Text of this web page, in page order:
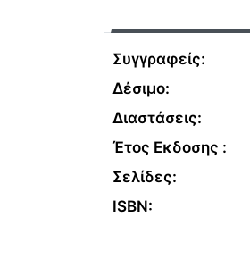
Συγγραφείς:
Δέσιμο:
Διαστάσεις:
Έτος Εκδοσης :
Σελίδες:
ISBN: